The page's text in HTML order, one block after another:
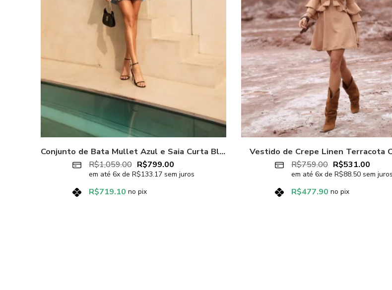
Conjunto de Bata Mullet Azul e Saia Curta Bliss Azul
R$1,059.00 R$799.00
em até 6x de R$133.17 sem juros
R$719.10 no pix
Vestido de Crepe Linen Terracota
R$759.00 R$531.00
em até 6x de R$88.50 sem juros
R$477.90 no pix